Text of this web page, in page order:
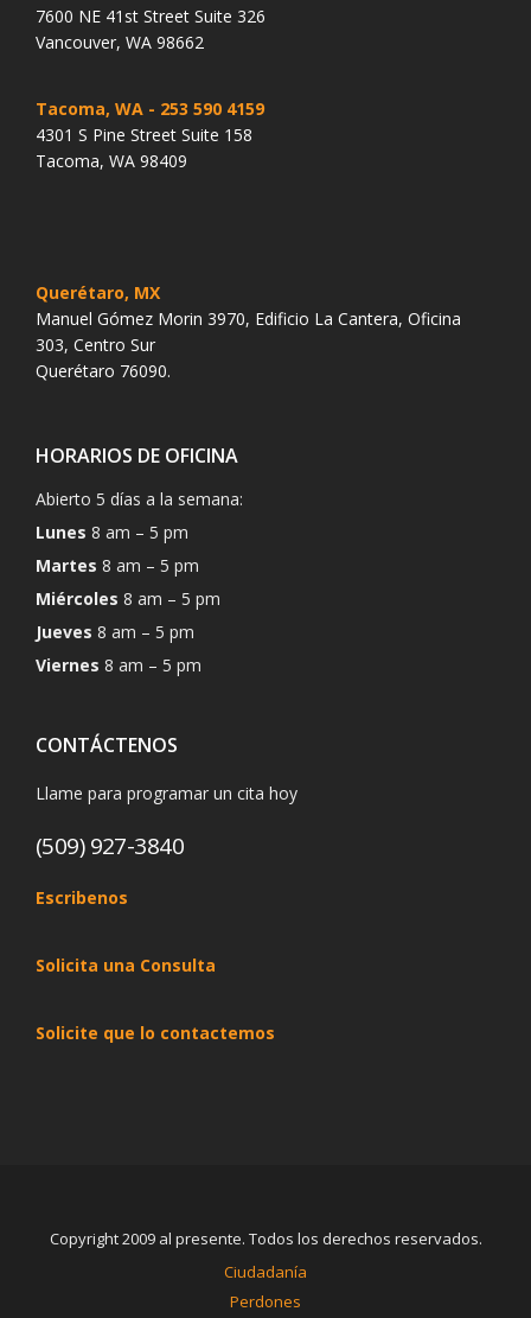
7600 NE 41st Street Suite 326
Vancouver, WA 98662
Tacoma, WA - 253 590 4159
4301 S Pine Street Suite 158
Tacoma, WA 98409
Querétaro, MX
Manuel Gómez Morin 3970, Edificio La Cantera, Oficina
303, Centro Sur
Querétaro 76090.
HORARIOS DE OFICINA
Abierto 5 días a la semana:
Lunes 8 am – 5 pm
Martes 8 am – 5 pm
Miércoles 8 am – 5 pm
Jueves 8 am – 5 pm
Viernes 8 am – 5 pm
CONTÁCTENOS
Llame para programar un cita hoy
(509) 927-3840
Escribenos
Solicita una Consulta
Solicite que lo contactemos
Copyright 2009 al presente. Todos los derechos reservados.
Ciudadanía
Perdones